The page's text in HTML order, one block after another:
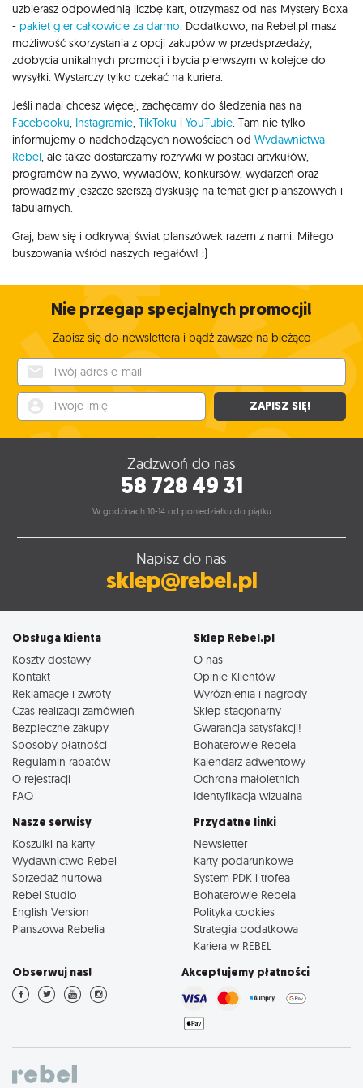
uzbierasz odpowiednią liczbę kart, otrzymasz od nas Mystery Boxa
- pakiet gier całkowicie za darmo. Dodatkowo, na Rebel.pl masz
możliwość skorzystania z opcji zakupów w przedsprzedaży,
zdobycia unikalnych promocji i bycia pierwszym w kolejce do
wysyłki. Wystarczy tylko czekać na kuriera.
Jeśli nadal chcesz więcej, zachęcamy do śledzenia nas na
Facebooku, Instagramie, TikToku i YouTubie. Tam nie tylko
informujemy o nadchodzących nowościach od Wydawnictwa
Rebel, ale także dostarczamy rozrywki w postaci artykułów,
programów na żywo, wywiadów, konkursów, wydarzeń oraz
prowadzimy jeszcze szerszą dyskusję na temat gier planszowych i
fabularnych.
Graj, baw się i odkrywaj świat planszówek razem z nami. Miłego
buszowania wśród naszych regałów! :)
Nie przegap specjalnych promocji!
Zapisz się do newslettera i bądź zawsze na bieżąco
ZAPISZ SIĘ!
Zadzwoń do nas
58 728 49 31
W godzinach 10-14 od poniedziałku do piątku
Napisz do nas
sklep@rebel.pl
Obsługa klienta
Koszty dostawy
Kontakt
Reklamacje i zwroty
Czas realizacji zamówień
Bezpieczne zakupy
Sposoby płatności
Regulamin rabatów
O rejestracji
FAQ
Sklep Rebel.pl
O nas
Opinie Klientów
Wyróżnienia i nagrody
Sklep stacjonarny
Gwarancja satysfakcji!
Bohaterowie Rebela
Kalendarz adwentowy
Ochrona małoletnich
Identyfikacja wizualna
Nasze serwisy
Koszulki na karty
Wydawnictwo Rebel
Sprzedaż hurtowa
Rebel Studio
English Version
Planszowa Rebelia
Przydatne linki
Newsletter
Karty podarunkowe
System PDK i trofea
Bohaterowie Rebela
Polityka cookies
Strategia podatkowa
Kariera w REBEL
Obserwuj nas! Akceptujemy płatności